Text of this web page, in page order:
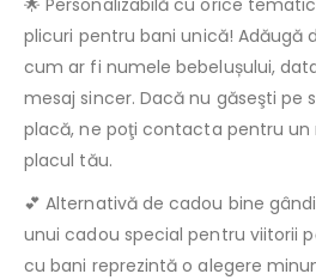
🌟 Personalizabilă cu orice
plicuri pentru bani unică! Adăugă
cum ar fi numele bebelușului,
mesaj sincer. Dacă nu găseşti pe
placă, ne poţi contacta pentru
placul tău.
💕 Alternativă de cadou bine
unui cadou special pentru viitorii
cu bani reprezintă o alegere